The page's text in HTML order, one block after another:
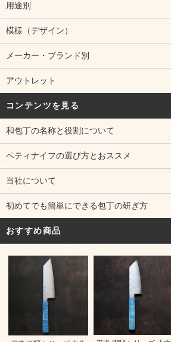
用途別
模様（デザイン）
メーカー・ブランド別
アウトレット
コンテンツを見る
和包丁の名称と役割について
ペティナイフの選び方とおススメ
当社について
初めてでも簡単にできる包丁の研ぎ方
おすすめ商品